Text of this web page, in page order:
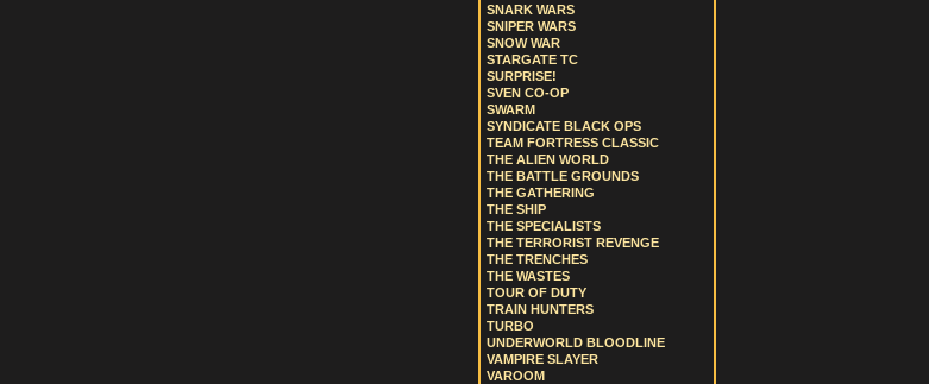
SNARK WARS
SNIPER WARS
SNOW WAR
STARGATE TC
SURPRISE!
SVEN CO-OP
SWARM
SYNDICATE BLACK OPS
TEAM FORTRESS CLASSIC
THE ALIEN WORLD
THE BATTLE GROUNDS
THE GATHERING
THE SHIP
THE SPECIALISTS
THE TERRORIST REVENGE
THE TRENCHES
THE WASTES
TOUR OF DUTY
TRAIN HUNTERS
TURBO
UNDERWORLD BLOODLINE
VAMPIRE SLAYER
VAROOM